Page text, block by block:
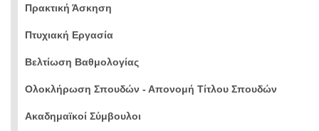
Πρακτική Άσκηση
Πτυχιακή Εργασία
Βελτίωση Βαθμολογίας
Ολοκλήρωση Σπουδών - Απονομή Τίτλου Σπουδών
Ακαδημαϊκοί Σύμβουλοι